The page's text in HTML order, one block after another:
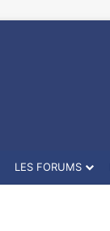
LES FORUMS